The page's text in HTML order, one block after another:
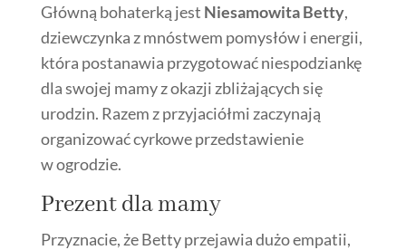
Główną bohaterką jest Niesamowita Betty,
dziewczynka z mnóstwem pomysłów i energii,
która postanawia przygotować niespodziankę
dla swojej mamy z okazji zbliżających się
urodzin. Razem z przyjaciółmi zaczynają
organizować cyrkowe przedstawienie
w ogrodzie.
Prezent dla mamy
Przyznacie, że Betty przejawia dużo empatii,